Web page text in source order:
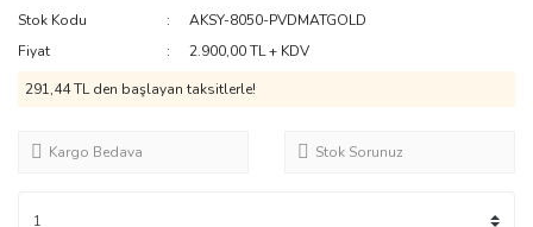
Stok Kodu
AKSY-8050-PVDMATGOLD
Fiyat
2.900,00 TL + KDV
291,44 TL den başlayan taksitlerle!
Kargo Bedava Stok Sorunuz